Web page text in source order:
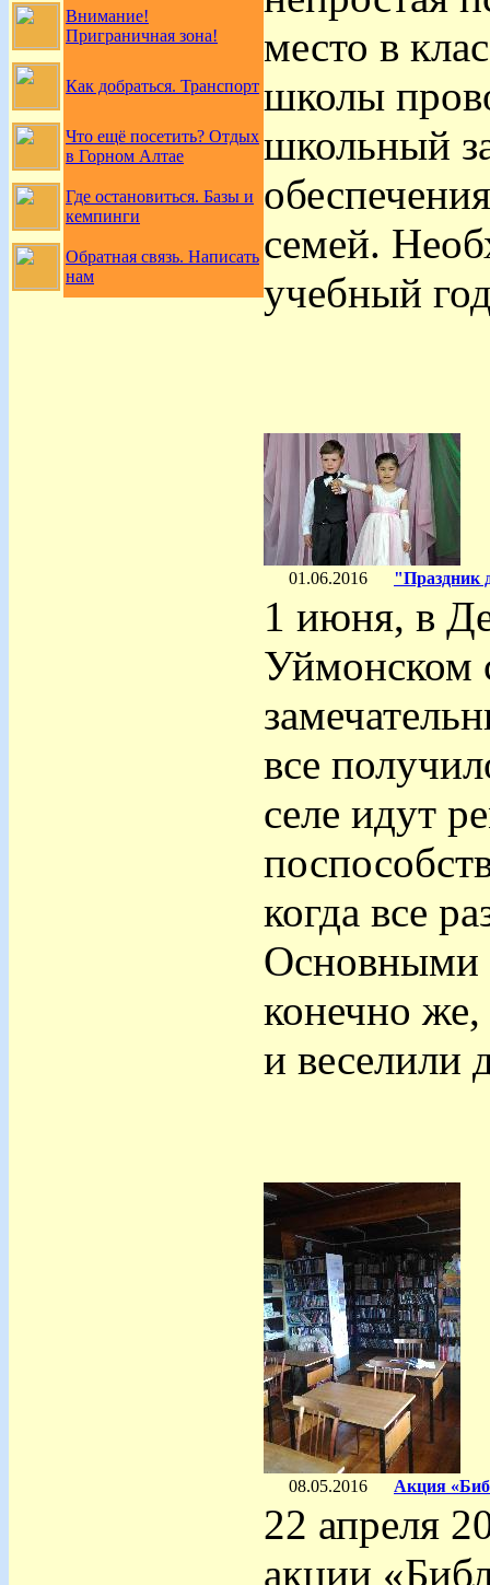
Внимание!
Приграничная зона!
Как добраться. Транспорт
Что ещё посетить? Отдых
в Горном Алтае
Где остановиться. Базы и
кемпинги
Обратная связь. Написать
нам
место в
школы
школьный
семей.
учебный
01.06.2016 "Праздник
1 июня, в
Уймонском
все
селе идут
когда все
Основными
конечно
и веселили
08.05.2016 Акция
22 апреля
акции